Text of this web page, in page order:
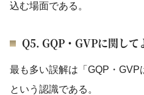
込む場面である。
Q5. GQP・GVPに関して
最も多い誤解は「GQP・GVP
という認識である。